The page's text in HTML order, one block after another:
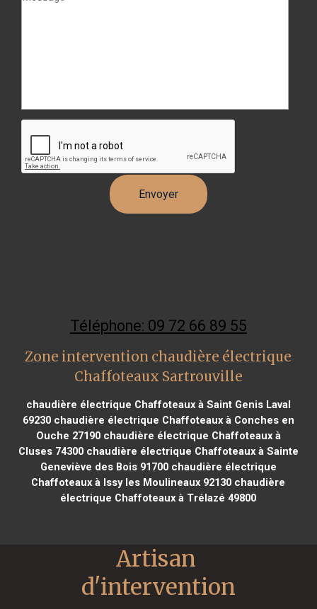
Téléphone: 09 72 66 89 55
Zone intervention chaudière électrique
Chaffoteaux Sartrouville
chaudière électrique Chaffoteaux à Saint Genis Laval
69230chaudière électrique Chaffoteaux à Conches en
Ouche 27190chaudière électrique Chaffoteaux à
Cluses 74300chaudière électrique Chaffoteaux à Sainte
Geneviève des Bois 91700chaudière électrique
Chaffoteaux à Issy les Moulineaux 92130 chaudière
électrique Chaffoteaux à Trélazé 49800
Artisan
d'intervention